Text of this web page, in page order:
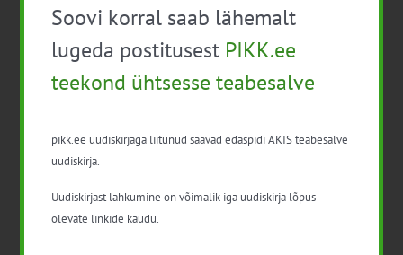
Pikk.ee uudiskirjaga liitumine.
Isikuandmeid töötleme vastavalt
Isikuandmete
Soovi korral saab lähemalt
lugeda postitusest PIKK.ee
teekond ühtsesse teabesalve
pikk.ee uudiskirjaga liitunud saavad edaspidi AKIS teabesalve
uudiskirja.
Uudiskirjast lahkumine on võimalik iga uudiskirja lõpus
olevate linkide kaudu.